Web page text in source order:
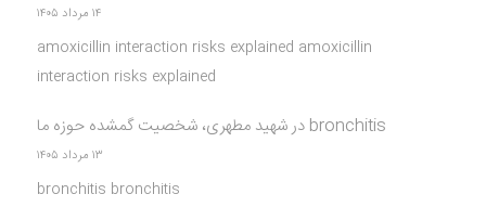
۱۴ مرداد ۱۴۰۵
amoxicillin interaction risks explained amoxicillin
interaction risks explained
bronchitis درشهید مطهری، شخصیت گمشده حوزه ما
۱۳ مرداد ۱۴۰۵
bronchitis bronchitis